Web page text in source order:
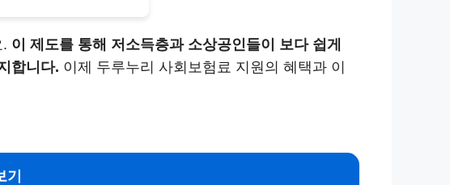
이 제도를 통해 저소득층과 소상공인들이 보다 쉽게
합니다. 이제 두루누리 사회보험료 지원의 혜택과 이